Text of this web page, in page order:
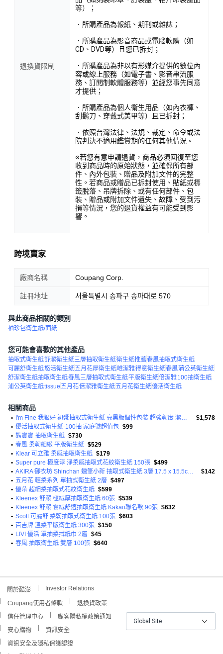
退換貨限制
等）；
．所購產品為報紙、期刊或雜誌；
．所購產品為影音商品或電腦軟體（如
CD、DVD等）且您已拆封；
．所購產品為非以有形媒介提供的數位內
容或線上服務（如電子書、影音串流服
務、訂閱制軟體服務等）並經您事先同意
才提供；
．所購產品為個人衛生用品（如內衣褲、
刮鬍刀、穿戴式美甲等）且已拆封；
．依照台灣法律、法規、裁定、命令或法
院判決不適用鑑賞期的任何其他情況。
※若您有意申請退貨，商品必須回復至您
收到商品時的原始狀態，並確保所有部
件、內外包裝、贈品及附加文件的完整
性。若商品或贈品已拆封使用、貼紙或標
籤脫落、吊牌拆除、或有任何部件、包
裝、贈品或附加文件遺失、故障、受到污
損等情況，您的退貨權益有可能受到影
響。
跨境賣家
廠商名稱 Coupang Corp.
註冊地址 서울특별시 송파구 송파대로 570
與此商品相關的類別
袖珍包衛生紙/面紙
您可能會喜歡的其他產品
抽取式衛生紙舒潔衛生紙三層抽取衛生紙衛生紙推薦春風抽取式衛生紙
可麗舒衛生紙悠活衛生紙五月花厚衛生紙唯潔雅得意衛生紙春風蒲公英衛生紙
舒潔衛生紙抽取衛生紙春風三層抽取式衛生紙平版衛生紙倍潔雅100抽衛生紙
浦公英衛生紙tissue 五月花倍潔雅衛生紙五月花衛生紙優活衛生紙
相關商品
•
$1,578
• 優活抽取式衛生紙-100抽 家庭號超值包 $99
• 熊寶寶 抽取衛生紙 $730
• 春風 柔韌細緻 平版衛生紙 $529
• Klear 可立雅 柔感抽取衛生紙 $179
• Super pure 極度淳 淨柔感抽取式花紋衛生紙 150張 $499
•
$142
• 五月花 輕柔系列 單抽式衛生紙 2層 $497
• 優朵 超細柔抽取式花紋衛生紙 $599
• Kleenex 舒潔 極絨厚抽取衛生紙 60張 $539
• Kleenex 舒潔 雲絨舒適抽取衛生紙 Kakao聯名款 90張 $632
• Scott 可麗舒 柔韌抽取式衛生紙 100張 $603
• 百吉牌 溫柔平版衛生紙 300張 $150
• LIVI 優活 單抽柔拭紙巾 2層 $45
• 春風 抽取衛生紙 雙層 100張 $640
關於酷澎 Investor Relations
Coupang使用者條款
退換貨政策
信任管理中心
顧客隱私權政策通知
安心購物
資訊安全
資訊安全及隱私保護認證
Global Site